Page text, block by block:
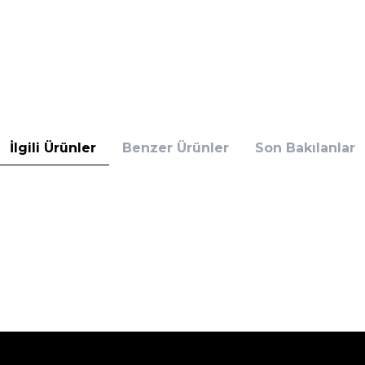
İlgili Ürünler Benzer Ürünler Son Bakılanlar